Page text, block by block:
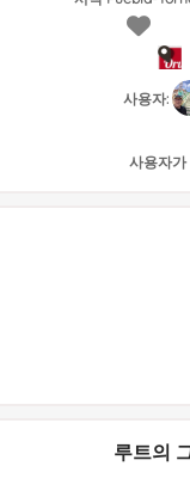
사용자:
사용자가
루트의